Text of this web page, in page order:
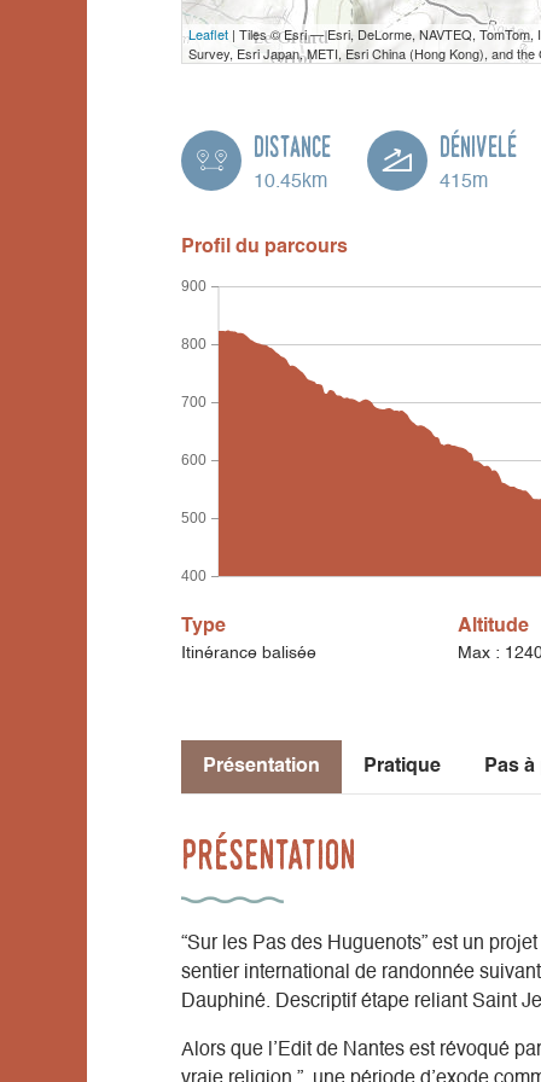
Leaflet | Tiles © Esri — Esri, DeLorme, NAVTEQ,
Survey, Esri Japan, METI, Esri China (Hong Kong), and
Distance
10.45km
Dénivelé
415m
Profil du parcours
400
500
600
700
800
900
Type
Itinérance balisée
Altitude
Max :
Présentation Pratique Pas à
Présentation
“Sur les Pas des Huguenots” est un
sentier international de randonnée
Dauphiné. Descriptif étape reliant Saint
Alors que l’Edit de Nantes est révoqué